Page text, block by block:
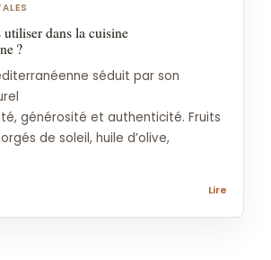
utiliser dans la cuisine
?
séduit par son
générosité et authenticité. Fruits
de soleil, huile d’olive,
Lire